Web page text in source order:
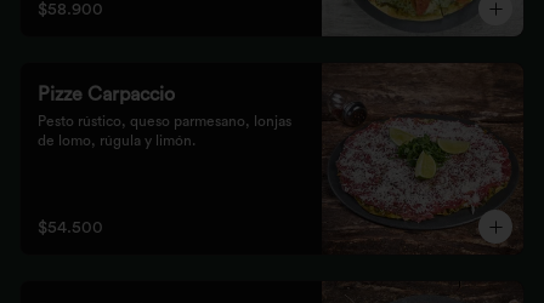
$58.900
Pizze Carpaccio
Pesto rústico, queso parmesano, lonjas
de lomo, rúgula y limón.
$54.500